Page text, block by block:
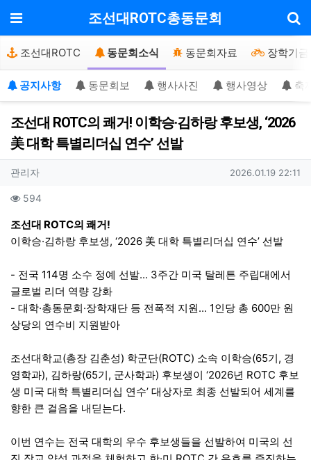
메뉴 조선대ROTC총동문회
조선대ROTC 동문회소식 동문회자료 장학기금
공지사항 동문회보 행사사진 행사영상 축
조선대 ROTC의 쾌거! 이학승·김하랑 후보생, ‘2026
美 대학 특별리더십 연수’ 선발
작성자 정보
관리자작성 작성일
2026.01.19 22:11
컨텐츠 정보
594
본문
조선대 ROTC의 쾌거!
이학승·김하랑 후보생, ‘2026 美 대학 특별리더십 연수’ 선발
- 전국 114명 소수 정예 선발... 3주간 미국 탈레튼 주립대에서
글로벌 리더 역량 강화
- 대학·총동문회·장학재단 등 전폭적 지원... 1인당 총 600만 원
상당의 연수비 지원받아
조선대학교(총장 김춘성) 학군단(ROTC) 소속 이학승(65기, 경
영학과), 김하랑(65기, 군사학과) 후보생이 ‘2026년 ROTC 후보
생 미국 대학 특별리더십 연수’ 대상자로 최종 선발되어 세계를
향한 큰 걸음을 내딛는다.
이번 연수는 전국 대학의 우수 후보생들을 선발하여 미국의 선